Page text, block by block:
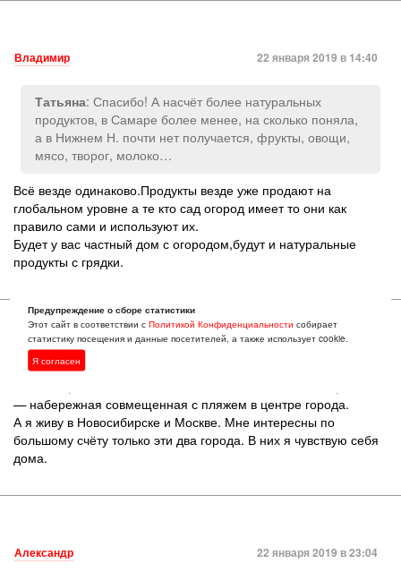
Владимир 22 января 2019 в 14:40
Татьяна: Спасибо! А насчёт более натуральных
продуктов, в Самаре более менее, на сколько поняла,
а в Нижнем Н. почти нет получается, фрукты, овощи,
мясо, творог, молоко…
Всё везде одинаково.Продукты везде уже продают на
глобальном уровне а те кто сад огород имеет то они как
правило сами и используют их.
Будет у вас частный дом с огородом,будут и натуральные
продукты с грядки.
acad
— набережная совмещенная с пляжем в центре города.
А я живу в Новосибирске и Москве. Мне интересны по
большому счёту только эти два города. В них я чувствую себя
дома.
Александр 22 января 2019 в 23:04
Предупреждение о сборе статистики
Этот сайт в соответствии сПолитикой Конфиденциальности собирает
статистику посещения и данные посетителей, а также использует cookie.
Я согласен